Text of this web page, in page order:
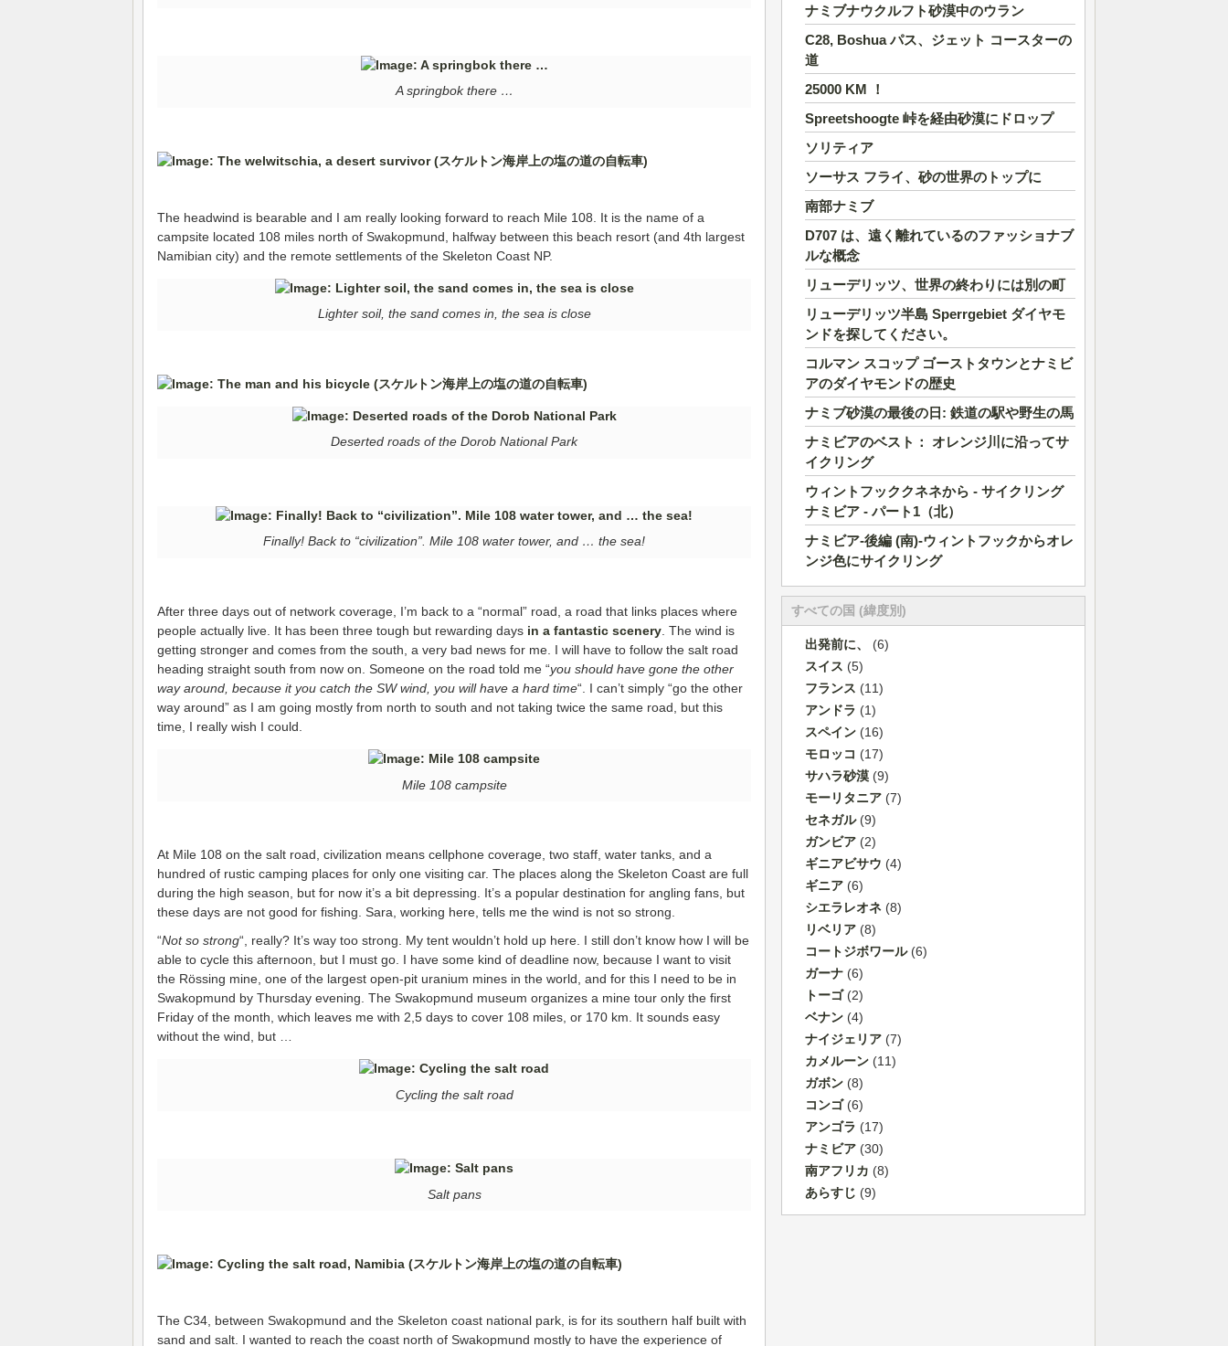
A springbok there …
The headwind is bearable and I am really looking forward to reach Mile 108. It is the name of a
campsite located 108 miles north of Swakopmund, halfway between this beach resort (and 4th largest
Namibian city) and the remote settlements of the Skeleton Coast NP.
Lighter soil, the sand comes in, the sea is close
Deserted roads of the Dorob National Park
Finally! Back to “civilization”. Mile 108 water tower, and … the sea!
After three days out of network coverage, I’m back to a “normal” road, a road that links places where
people actually live. It has been three tough but rewarding days in a fantastic scenery . The wind is
getting stronger and comes from the south, a very bad news for me. I will have to follow the salt road
heading straight south from now on. Someone on the road told me “you should have gone the other
way around, because it you catch the SW wind, you will have a hard time“. I can’t simply “go the other
way around” as I am going mostly from north to south and not taking twice the same road, but this
time, I really wish I could.
Mile 108 campsite
At Mile 108 on the salt road, civilization means cellphone coverage, two staff, water tanks, and a
hundred of rustic camping places for only one visiting car. The places along the Skeleton Coast are full
during the high season, but for now it’s a bit depressing. It’s a popular destination for angling fans, but
these days are not good for fishing. Sara, working here, tells me the wind is not so strong.
“Not so strong“, really? It’s way too strong. My tent wouldn’t hold up here. I still don’t know how I will be
able to cycle this afternoon, but I must go. I have some kind of deadline now, because I want to visit
the Rössing mine, one of the largest open-pit uranium mines in the world, and for this I need to be in
Swakopmund by Thursday evening. The Swakopmund museum organizes a mine tour only the first
Friday of the month, which leaves me with 2,5 days to cover 108 miles, or 170 km. It sounds easy
without the wind, but …
Cycling the salt road
Salt pans
The C34, between Swakopmund and the Skeleton coast national park, is for its southern half built with
sand and salt. I wanted to reach the coast north of Swakopmund mostly to have the experience of
ナミブナウクルフト砂漠中のウラン
C28, Boshua パス、ジェット コースターの
道
25000 KM ！
Spreetshoogte 峠を経由砂漠にドロップ
ソリティア
ソーサス フライ、砂の世界のトップに
南部ナミブ
D707 は、遠く離れているのファッショナブ
ルな概念
リューデリッツ、世界の終わりには別の町
リューデリッツ半島 Sperrgebiet ダイヤモ
ンドを探してください。
コルマン スコップ ゴーストタウンとナミビ
アのダイヤモンドの歴史
ナミブ砂漠の最後の日: 鉄道の駅や野生の馬
ナミビアのベスト： オレンジ川に沿ってサ
イクリング
ウィントフッククネネから - サイクリング
ナミビア - パート1（北）
ナミビア-後編 (南)-ウィントフックからオレ
ンジ色にサイクリング
すべての国 (緯度別)
出発前に、
(6)
スイス (5)
フランス (11)
アンドラ (1)
スペイン(16)
モロッコ (17)
サハラ砂漠(9)
モーリタニア(7)
セネガル(9)
ガンビア(2)
ギニアビサウ (4)
ギニア(6)
シエラレオネ(8)
リベリア(8)
コートジボワール(6)
ガーナ(6)
トーゴ(2)
ベナン(4)
ナイジェリア(7)
カメルーン(11)
ガボン(8)
コンゴ(6)
アンゴラ (17)
ナミビア(30)
南アフリカ (8)
あらすじ (9)